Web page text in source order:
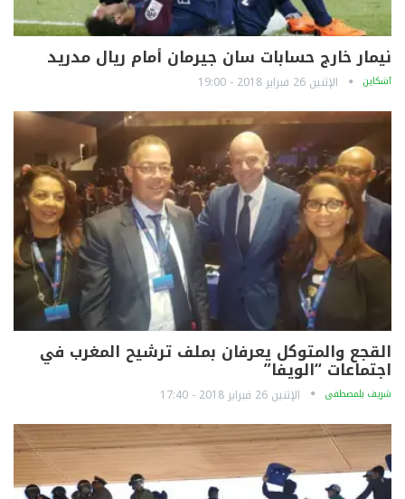
نيمار خارج حسابات سان جيرمان أمام ريال مدريد
آشكاين الإثنين 26 فبراير 2018 - 19:00
القجع والمتوكل يعرفان بملف ترشيح المغرب في
اجتماعات “الويفا”
شريف بلمصطفى الإثنين 26 فبراير 2018 - 17:40